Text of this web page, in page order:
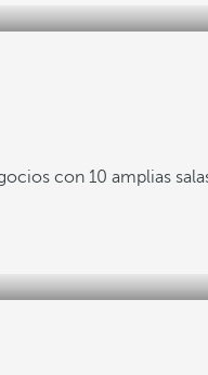
con 10 amplias